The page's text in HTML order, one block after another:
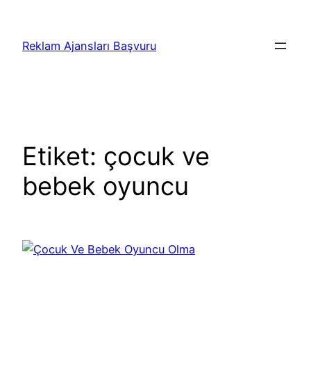
Reklam Ajansları Başvuru
Etiket: çocuk ve
bebek oyuncu